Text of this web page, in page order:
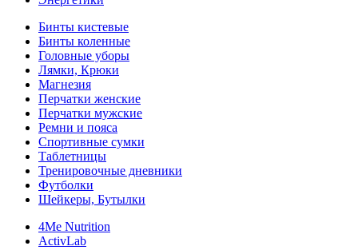
Бинты кистевые
Бинты коленные
Головные уборы
Лямки, Крюки
Магнезия
Перчатки женские
Перчатки мужские
Ремни и пояса
Спортивные сумки
Таблетницы
Тренировочные дневники
Футболки
Шейкеры, Бутылки
4Me Nutrition
ActivLab